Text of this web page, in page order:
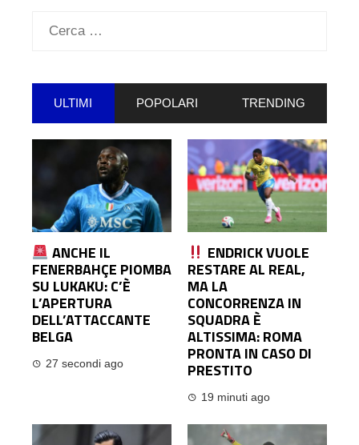
Ricerca
ULTIMI POPOLARI TRENDING
ANCHE IL
FENERBAHÇE PIOMBA
SU LUKAKU: C’È
L’APERTURA
DELL’ATTACCANTE
BELGA
27 secondi ago
ENDRICK VUOLE
RESTARE AL REAL,
MA LA
CONCORRENZA IN
SQUADRA È
ALTISSIMA: ROMA
PRONTA IN CASO DI
PRESTITO
19 minuti ago